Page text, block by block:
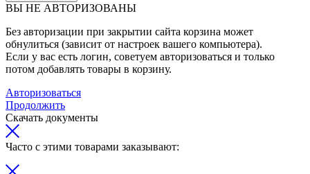
ВЫ НЕ АВТОРИЗОВАНЫ
Без авторизации при закрытии сайта корзина может
обнулиться (зависит от настроек вашего компьютера).
Если у вас есть логин, советуем авторизоваться и только
потом добавлять товары в корзину.
Авторизоваться
Продолжить
Скачать документы
Часто с этими товарами заказывают: